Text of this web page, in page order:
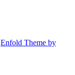
Enfold Theme by